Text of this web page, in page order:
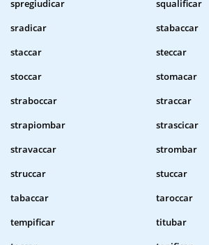
spregiudicar
squalificar
sradicar
stabaccar
staccar
steccar
stoccar
stomacar
straboccar
straccar
strapiombar
strascicar
stravaccar
strombar
struccar
stuccar
tabaccar
taroccar
tempificar
titubar